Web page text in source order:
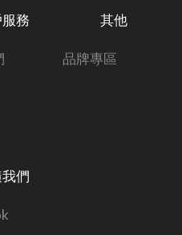
務 其他
品牌專區
們